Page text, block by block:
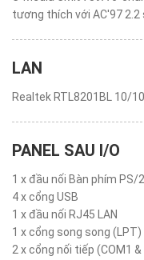
tương thích với AC'97
LAN
Realtek RTL8201BL 10/
PANEL SAU I/O
1 x đầu nối Bàn phím PS/
4 x cổng USB
1 x đầu nối RJ45 LAN
1 x cổng song song (LPT)
2 x cổng nối tiếp (COM1 &